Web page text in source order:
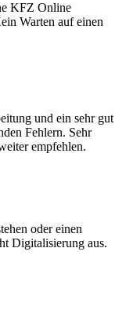
KFZ Online
Warten auf einen
und ein sehr gut
Fehlern. Sehr
empfehlen.
oder einen
Digitalisierung aus.